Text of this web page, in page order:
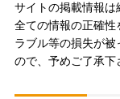
サイトの掲載情報
全ての情報の正確性
ラブル等の損失が
ので、予めご了承下